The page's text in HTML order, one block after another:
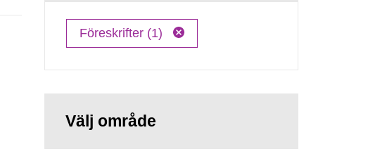
Föreskrifter (1)
Välj område